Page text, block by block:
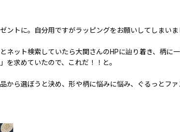
ントに。自分用ですがラッピングをお願いしてしまい
ネット検索していたら大関さんのHPに辿り着き、柄に一
を求めていたので、これだ！！と。
から選ぼうと決め、形や柄に悩みに悩み、ぐるっとファ
を待つ間、楽しみで仕方がなく購入者さんのレビューや
さに息を飲みました。